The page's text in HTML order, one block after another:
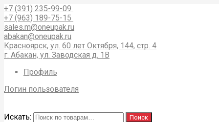
+7 (391) 235-99-09
+7 (963) 189-75-15
sales.m@oneupak.ru
abakan@oneupak.ru
Красноярск, ул. 60 лет Октября, 144, стр. 4
г. Абакан, ул. Заводская д. 1В
Профиль
Логин пользователя
Искать: Поиск